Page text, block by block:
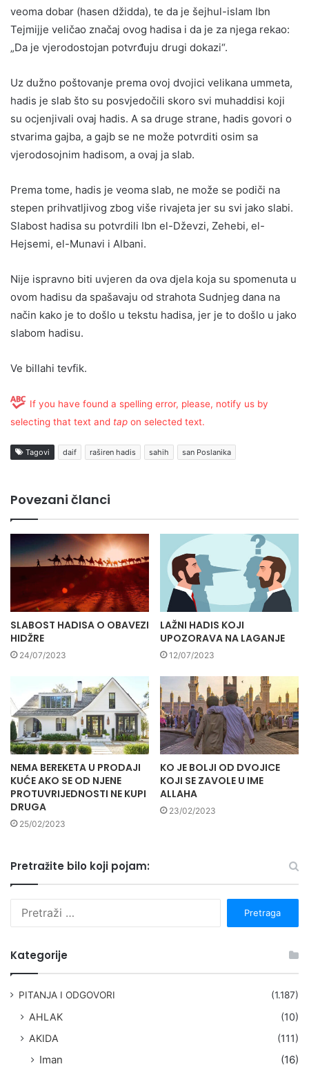
veoma dobar (hasen džidda), te da je šejhul-islam Ibn
Tejmijje veličao značaj ovog hadisa i da je za njega rekao:
„Da je vjerodostojan potvrđuju drugi dokazi“.
Uz dužno poštovanje prema ovoj dvojici velikana ummeta,
hadis je slab što su posvjedočili skoro svi muhaddisi koji
su ocjenjivali ovaj hadis. A sa druge strane, hadis govori o
stvarima gajba, a gajb se ne može potvrditi osim sa
vjerodosojnim hadisom, a ovaj ja slab.
Prema tome, hadis je veoma slab, ne može se podiči na
stepen prihvatljivog zbog više rivajeta jer su svi jako slabi.
Slabost hadisa su potvrdili Ibn el-Dževzi, Zehebi, el-
Hejsemi, el-Munavi i Albani.
Nije ispravno biti uvjeren da ova djela koja su spomenuta u
ovom hadisu da spašavaju od strahota Sudnjeg dana na
način kako je to došlo u tekstu hadisa, jer je to došlo u jako
slabom hadisu.
Ve billahi tevfik.
If you have found a spelling error, please, notify us by
selecting that text and tap on selected text.
Tagovi daif raširen hadis sahih san Poslanika
Povezani članci
SLABOST HADISA O OBAVEZI
HIDŽRE
24/07/2023
LAŽNI HADIS KOJI
UPOZORAVA NA LAGANJE
12/07/2023
NEMA BEREKETA U PRODAJI
KUĆE AKO SE OD NJENE
PROTUVRIJEDNOSTI NE KUPI
DRUGA
25/02/2023
KO JE BOLJI OD DVOJICE
KOJI SE ZAVOLE U IME
ALLAHA
23/02/2023
Pretražite bilo koji pojam:
Kategorije
PITANJA I ODGOVORI (1.187)
AHLAK
(10)
AKIDA
(111)
Iman (16)